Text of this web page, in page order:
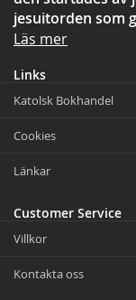
jesuitorden som
Läs mer
Links
Katolsk Bokhandel
Cookies
Länkar
Customer Service
Villkor
Kontakta oss